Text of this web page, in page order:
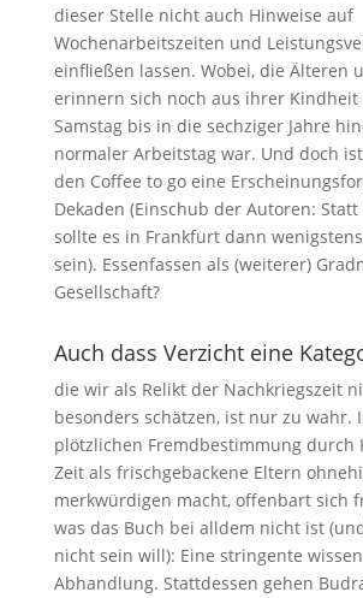
dieser Stelle nicht auch Hinweise auf
Wochenarbeitszeiten und
einfließen lassen. Wobei, die Älteren
erinnern sich noch aus ihrer Kindheit
Samstag bis in die sechziger Jahre
normaler Arbeitstag war. Und doch
den Coffee to go eine
Dekaden (Einschub der Autoren: Statt
sollte es in Frankfurt dann wenigstens
sein). Essenfassen als (weiterer)
Gesellschaft?
Auch dass Verzicht eine
die wir als Relikt der Nachkriegszeit
besonders schätzen, ist nur zu wahr.
plötzlichen Fremdbestimmung durch
Zeit als frischgebackene Eltern
merkwürdigen macht, offenbart sich
was das Buch bei alldem nicht ist
nicht sein will): Eine stringente
Abhandlung. Stattdessen gehen